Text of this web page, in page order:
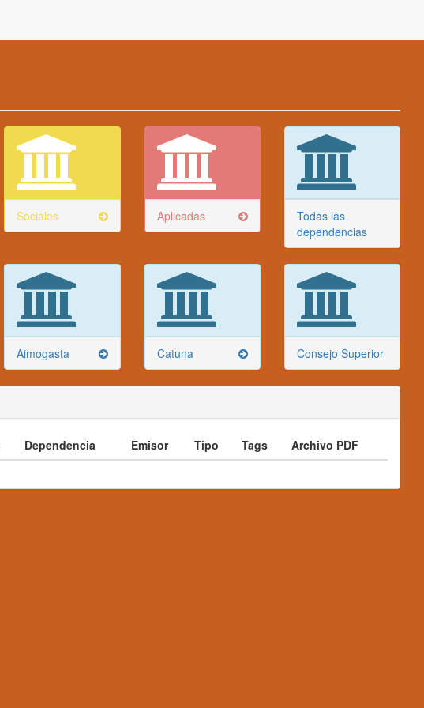
Sociales Aplicadas
Todas las
dependencias
Aimogasta Catuna Consejo Superior
Dependencia Emisor Tipo Tags Archivo PDF